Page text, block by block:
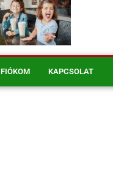
FIÓKOM KAPCSOLAT